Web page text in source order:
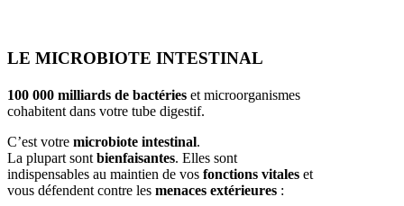
LE MICROBIOTE INTESTINAL
100 000 milliards de bactéries et microorganismes
cohabitent dans votre tube digestif.
C’est votre microbiote intestinal.
La plupart sont bienfaisantes. Elles sont
indispensables au maintien de vos fonctions vitales et
vous défendent contre les menaces extérieures :